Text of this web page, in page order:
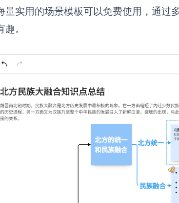
量实用的场景模板可以免费使用，通过
。